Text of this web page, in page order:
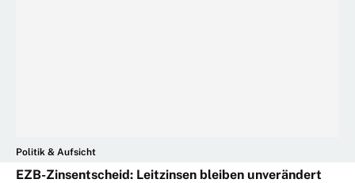
Politik & Aufsicht
EZB-Zinsentscheid: Leitzinsen bleiben unverändert